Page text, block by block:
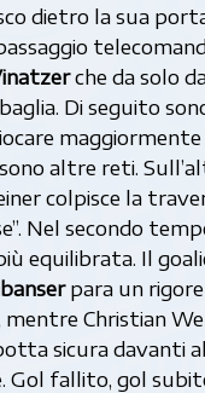
dietro la sua
che da solo
Di seguito
altre reti.
colpisce la
Nel secondo
equilibrata. Il
para un rigore
mentre Christian
sicura davanti
Gol fallito, gol